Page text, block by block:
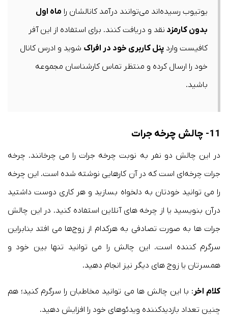
یوتیوب رسیده‌اند می‌توانند درآمد کانالشان را ماه اول
بدون کارمزد نقد و دریافت کنند. برای استفاده از این آفر
کافیست وارد پنل کاربری خود در افراک شوید و ادرس کانال
خود را ارسال کرده و منتظر تماس کارشناسان مجموعه
باشید.
11- چالش چرخه جرات
در این چالش دو نفر به نوبت چرخه جرات را می چرخانند. چرخه
جرات چرخه‌ای است که در آن کارهایی نوشته شده است. این چرخه
را می توانید خودتان به دلخواه بسازید و هر کاری دوست داشتید
درآن بنویسید یا از چرخه های آنلاین استفاده کنید. در این چالش
جرات ها به صورت تصادفی به هرکدام از زوج‌ها می افتد بنابراین
سرگرم کننده است. این چالش را می توانید تنها بین خود و
همسرتان یا زوج های دیگر نیز انجام دهید.
کلام اخر : با این چالش ها می توانید مخاطبان را سرگرم کنید؛ هم
چنین تعداد بازدیدکننده ویدئوهای خود را افزایش دهید.